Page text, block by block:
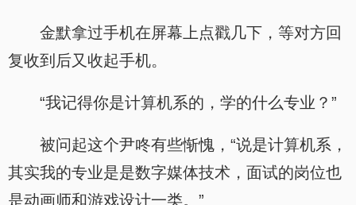
金默拿过手机在屏幕上点戳几下，等对方回
复收到后又收起手机。
“我记得你是计算机系的，学的什么专业？”
被问起这个尹咚有些惭愧，“说是计算机系，
其实我的专业是是数字媒体技术，面试的岗位也
是动画师和游戏设计一类。”